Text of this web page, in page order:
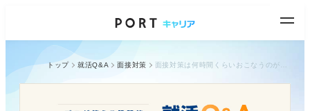
トップ 就活Q&A 面接対策